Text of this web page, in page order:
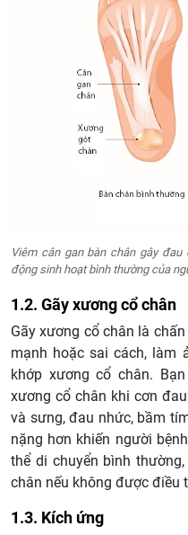
Viêm cân gan bàn chân gây
động sinh hoạt bình thường của
1.2. Gãy xương cổ chân
Gãy xương cổ chân là
mạnh hoặc sai cách, làm
khớp xương cổ chân.
xương cổ chân khi cơn
và sưng, đau nhức, bầm
nặng hơn khiến người
thể di chuyển bình
chân nếu không được điều
1.3. Kích ứng